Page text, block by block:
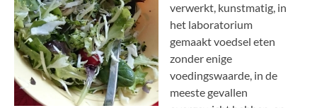
verwerkt, kunstmatig, in
het laboratorium
gemaakt voedsel eten
zonder enige
voedingswaarde, in de
meeste gevallen